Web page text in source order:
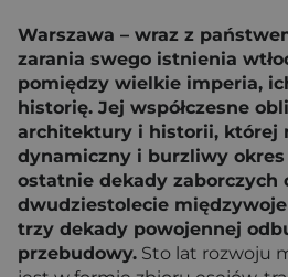
Warszawa – wraz z
zarania swego istnienia
pomiędzy wielkie imperia,
historię. Jej współczesne
architektury i historii, której
dynamiczny i burzliwy okres
ostatnie dekady zaborczych
dwudziestolecie
trzy dekady powojennej
przebudowy. Sto lat rozwoju